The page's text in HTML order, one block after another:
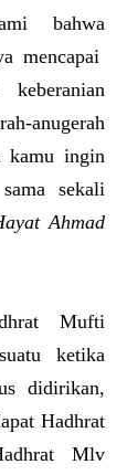
bahwa
mencapai
anugerah
kamu ingin
sekali
Ahmad
Mufti
ketika
didirikan,
Hadhrat
Mlv